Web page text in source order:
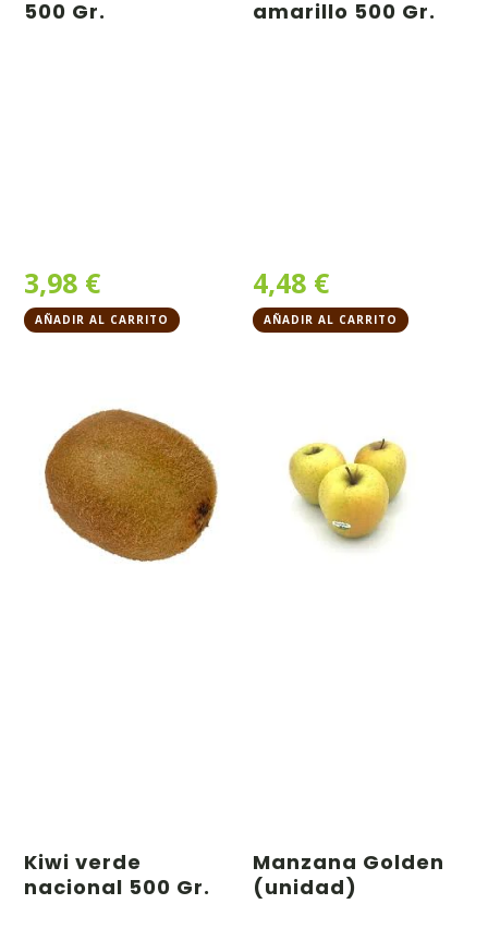
500 Gr.
3,98 €
AÑADIR AL CARRITO
amarillo 500 Gr.
4,48 €
AÑADIR AL CARRITO
Kiwi verde
nacional 500 Gr.
Manzana Golden
(unidad)